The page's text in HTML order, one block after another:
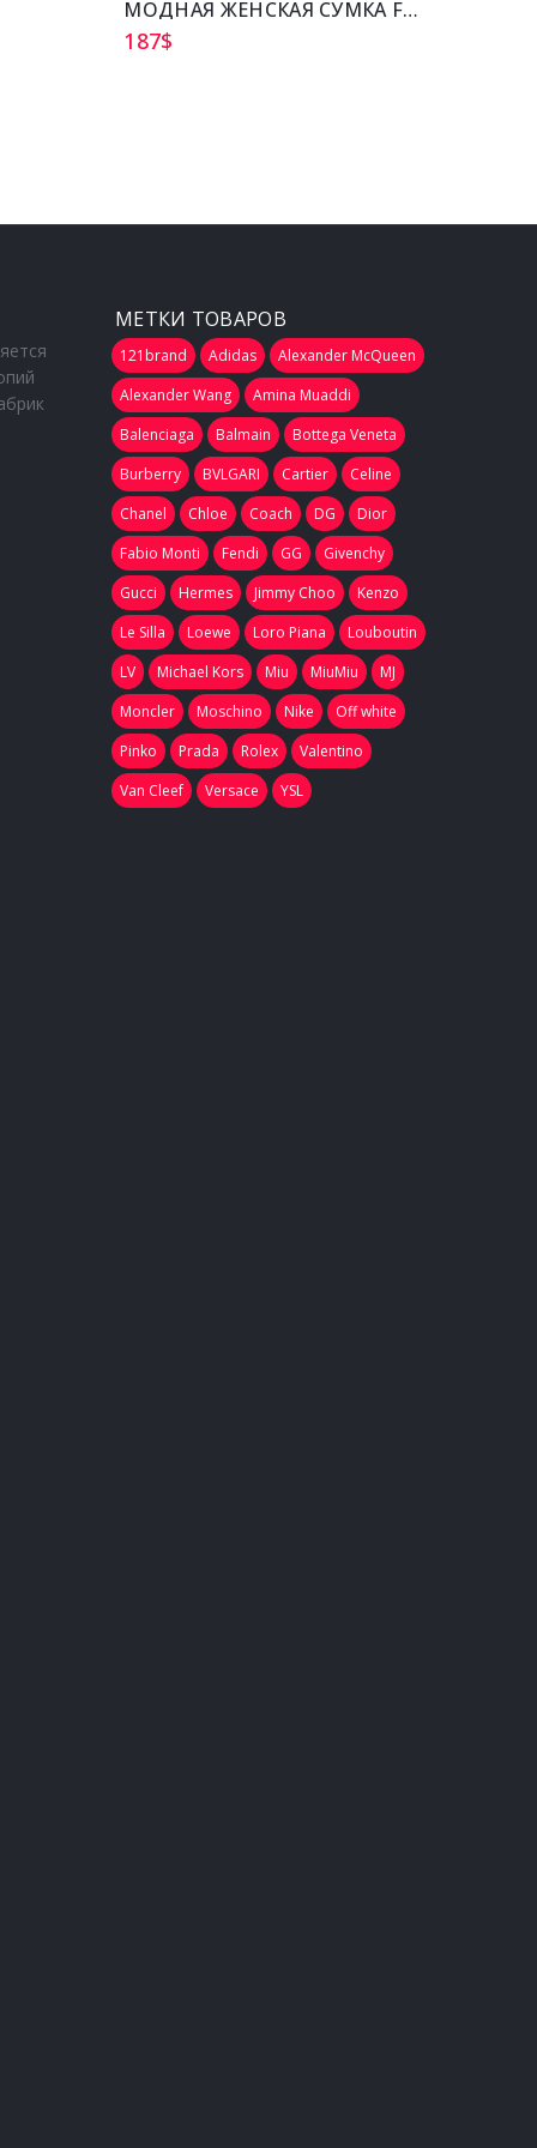
МОДНАЯ ЖЕНСКАЯ СУМКА FENDI
187$
МЕТКИ ТОВАРОВ
121brand Adidas
Alexander McQueen
Alexander Wang
Amina Muaddi
Balenciaga
Balmain
Bottega Veneta
Burberry
BVLGARI Cartier
Celine
Chanel
Chloe Coach DG
Dior
Fabio Monti
Fendi GG
Givenchy
Gucci
Hermes Jimmy Choo
Kenzo
Le Silla
Loewe Loro Piana
Louboutin
LV
Michael Kors Miu MiuMiu
MJ
Moncler
Moschino Nike
Off white
Pinko
Prada Rolex
Valentino
Van Cleef
Versace YSL